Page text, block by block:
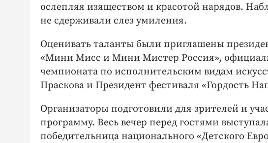
ослепляя изяществом и красотой нарядов.
не сдерживали слез умиления.
Оценивать таланты были приглашены
«Мини Мисс и Мини Мистер Россия»,
чемпионата по исполнительским видам
Праскова и Президент фестиваля «Гордость
Организаторы подготовили для зрителей и
программу. Весь вечер перед гостями
победительница национального «Детского